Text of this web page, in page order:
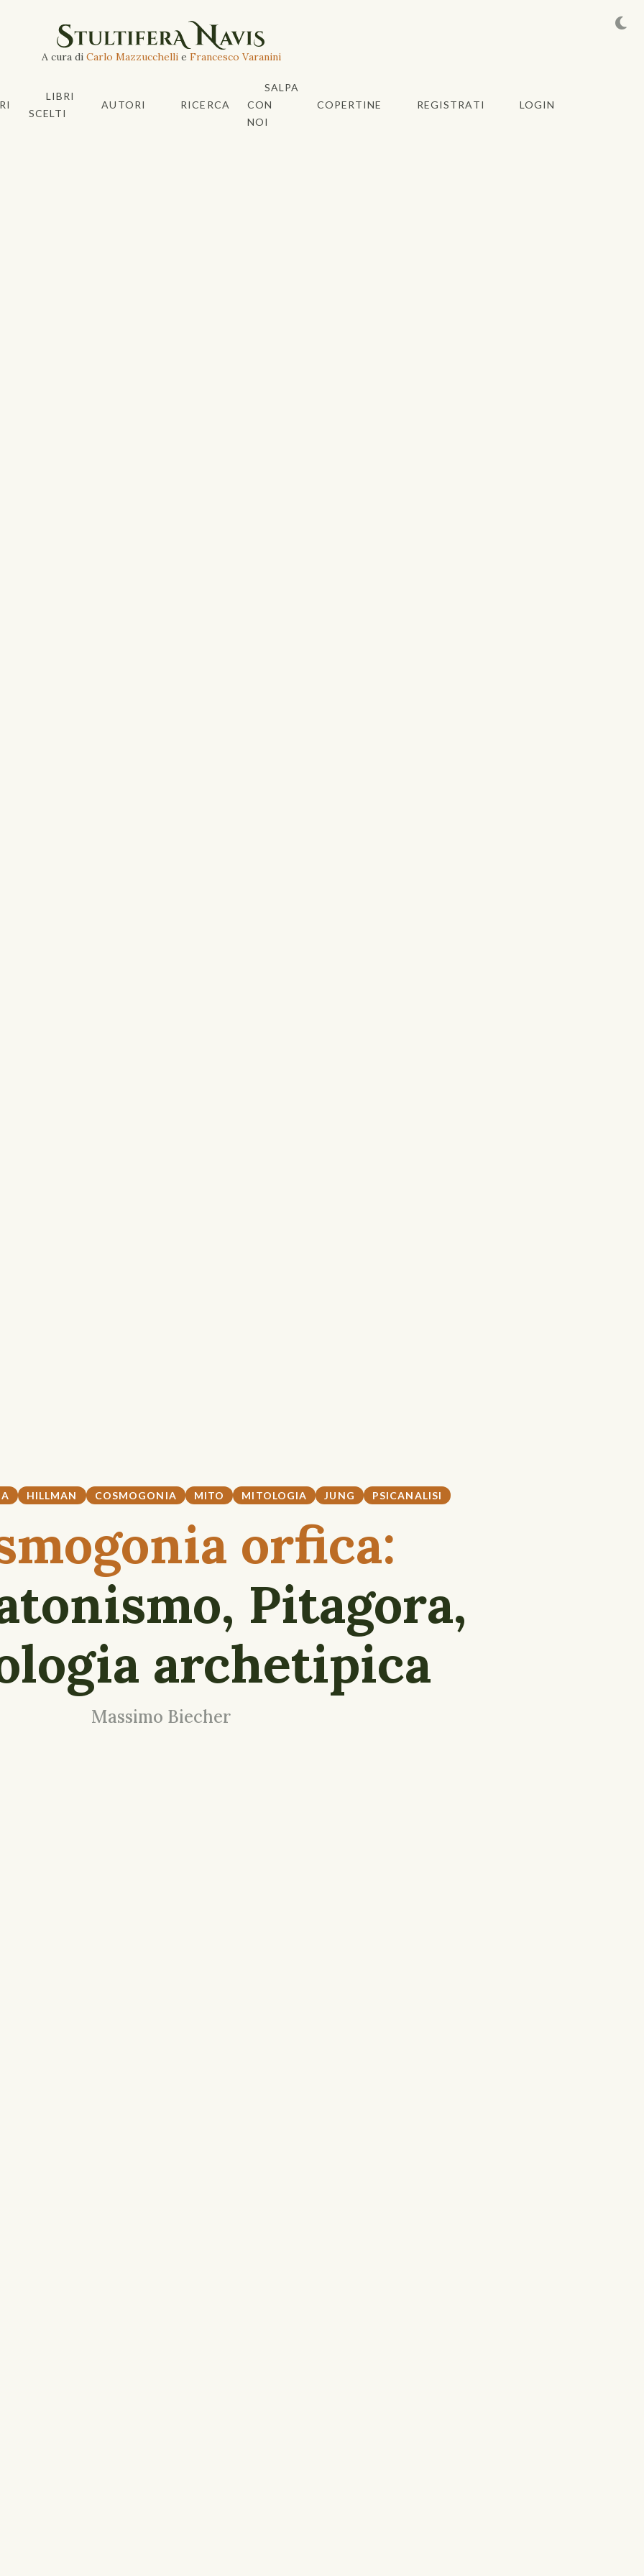
A cura di Carlo Mazzucchellie Francesco Varanini
LIBRI
SCELTI
AUTORI RICERCA
SALPA
CON
NOI
COPERTINE REGISTRATI LOGIN
HILLMAN COSMOGONIA MITO MITOLOGIA JUNG PSICANALISI
orfica:
Pitagora,
archetipica
Massimo Biecher